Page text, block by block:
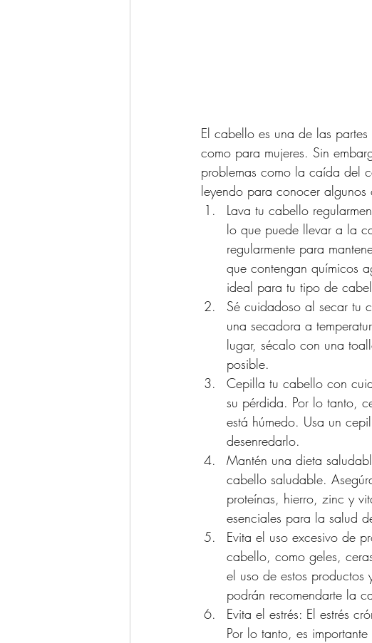
El cabello es una de las
como para mujeres. Sin
problemas como la caída del
leyendo para conocer algunos
Lava tu cabello
lo que puede llevar a la
regularmente para
que contengan químicos
ideal para tu tipo de
Sé cuidadoso al secar tu
una secadora a
lugar, sécalo con una
posible.
Cepilla tu cabello con
su pérdida. Por lo tanto,
está húmedo. Usa un
desenredarlo.
Mantén una dieta
cabello saludable.
proteínas, hierro, zinc y
esenciales para la salud
Evita el uso excesivo de
cabello, como geles,
el uso de estos productos
podrán recomendarte la
Evita el estrés: El estrés
Por lo tanto, es